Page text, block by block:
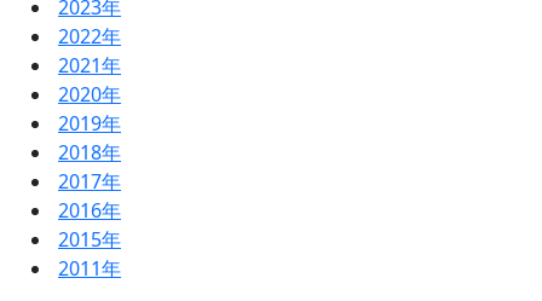
2023年
2022年
2021年
2020年
2019年
2018年
2017年
2016年
2015年
2011年